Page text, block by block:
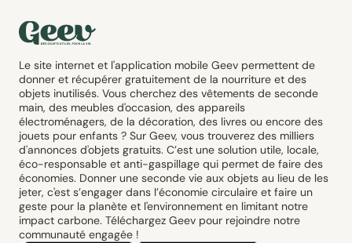
Le site internet et l'application mobile Geev permettent de
donner et récupérer gratuitement de la nourriture et des
objets inutilisés. Vous cherchez des vêtements de seconde
main, des meubles d'occasion, des appareils
électroménagers, de la décoration, des livres ou encore des
jouets pour enfants ? Sur Geev, vous trouverez des milliers
d'annonces d'objets gratuits. C’est une solution utile, locale,
éco-responsable et anti-gaspillage qui permet de faire des
économies. Donner une seconde vie aux objets au lieu de les
jeter, c'est s’engager dans l’économie circulaire et faire un
geste pour la planète et l'environnement en limitant notre
impact carbone. Téléchargez Geev pour rejoindre notre
communauté engagée !